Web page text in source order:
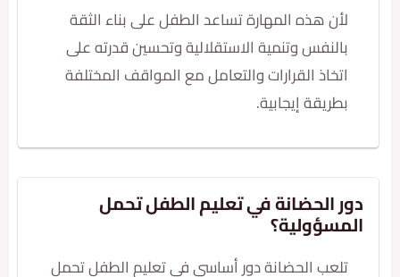
هذه المهارة تساعد الطفل على بناء الثقة
وتنمية الاستقلالية وتحسين قدرته على
القرارات والتعامل مع المواقف المختلفة
إيجابية.
الحضانة في تعليم الطفل تحمل
الحضانة دور أساسي في تعليم الطفل تحمل